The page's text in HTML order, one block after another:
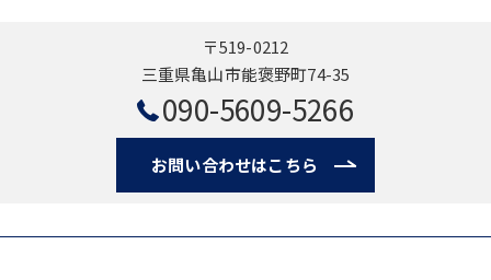
〒519-0212
三重県亀山市能褒野町74-35
090-5609-5266
お問い合わせはこちら